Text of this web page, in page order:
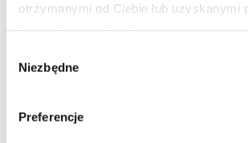
otrzymanymi od Ciebie lub uzyskanymi
zgody
Niezbędne
Preferencje
Takie jest życie - 2D
To inspirowana prawdziwymi wydarzeniami
która rozgrywa się na słonecznym wybrzeżu
Niespodziewany najeźdźca chce zamienić
w luksusowy kurort. Gdy w grę wchodzą